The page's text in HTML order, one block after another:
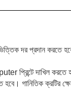
প্রদান করতে হবে
প্রিন্টে দাখিল করতে
ক্রটির